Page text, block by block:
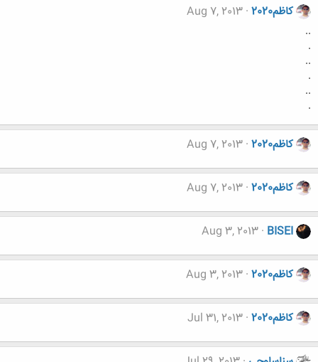
کاظم2020
Aug 7, 2013
..
.
..
.
..
.
کاظم2020 Aug 7, 2013
کاظم2020 Aug 7, 2013
BISEI
Aug 3, 2013
کاظم2020 Aug 3, 2013
کاظم2020 Jul 31, 2013